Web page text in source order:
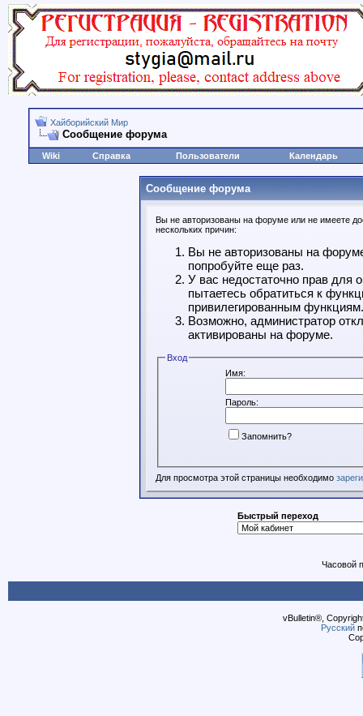
Хайборийский Мир
Сообщение форума
Wiki Справка Пользователи Календарь
Сообщение форума
Вы не авторизованы на форуме или не имеете
нескольких причин:
Вы не авторизованы на
попробуйте еще раз.
У вас недостаточно прав для
пытаетесь обратиться к
привилегированным функциям.
Возможно, администратор
активированы на форуме.
Вход
Имя:
Пароль:
Запомнить?
Для просмотра этой страницы необходимо
Быстрый переход
Часовой
vBulletin®,
Русский